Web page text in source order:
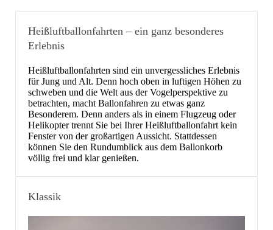
Heißluftballonfahrten – ein ganz besonderes
Erlebnis
Heißluftballonfahrten sind ein unvergessliches Erlebnis
für Jung und Alt. Denn hoch oben in luftigen Höhen zu
schweben und die Welt aus der Vogelperspektive zu
betrachten, macht Ballonfahren zu etwas ganz
Besonderem. Denn anders als in einem Flugzeug oder
Helikopter trennt Sie bei Ihrer Heißluftballonfahrt kein
Fenster von der großartigen Aussicht. Stattdessen
können Sie den Rundumblick aus dem Ballonkorb
völlig frei und klar genießen.
Klassik